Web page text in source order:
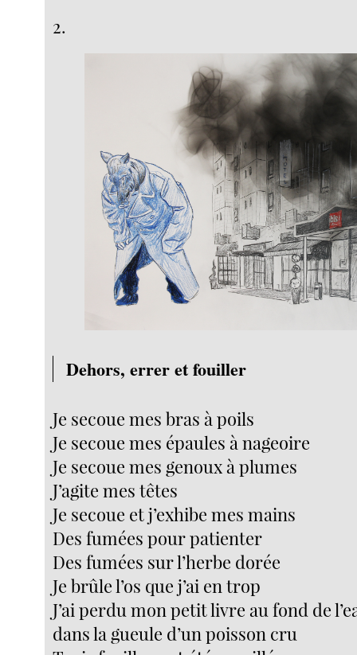
2.
Dehors, errer et fouiller
Je secoue mes bras à poils
Je secoue mes épaules à nageoire
Je secoue mes genoux à plumes
J’agite mes têtes
Je secoue et j’exhibe mes mains
Des fumées pour patienter
Des fumées sur l’herbe dorée
Je brûle l’os que j’ai en trop
J’ai perdu mon petit livre au fond de
dans la gueule d’un poisson cru